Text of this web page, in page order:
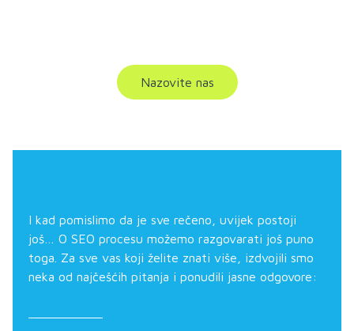
Nazovite nas
I kad pomislimo da je sve rečeno, uvijek postoji
još… O SEO procesu možemo razgovarati još puno
toga. Za sve vas koji želite znati više, izdvojili smo
neka od najčešćih pitanja i ponudili jasne odgovore: